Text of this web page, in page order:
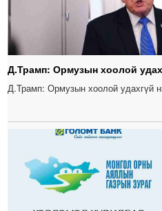
Д.Трамп: Ормузын хоолой
Д.Трамп: Ормузын хоолой удахгүй